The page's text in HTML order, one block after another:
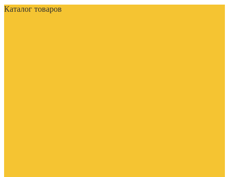
Каталог товаров